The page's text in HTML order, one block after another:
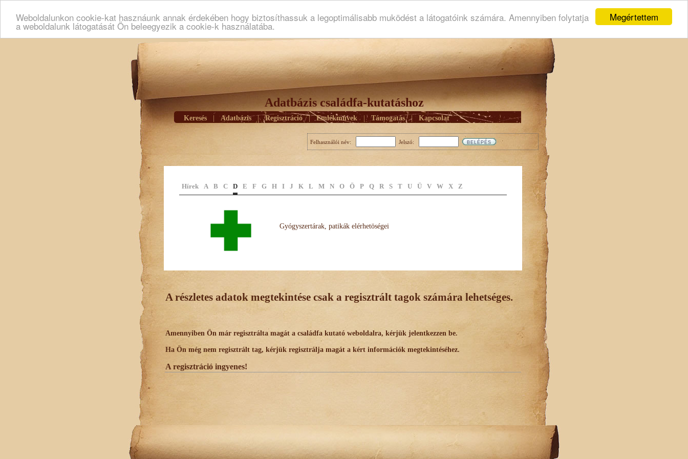
Megértettem
Weboldalunkon cookie-kat hasznáunk annak érdekében hogy biztosíthassuk a legoptimálisabb muködést a látogatóink számára. Amennyiben folytatja
a weboldalunk látogatását Ön beleegyezik a cookie-k használatába.
Adatbázis családfa-kutatáshoz
Keresés Adatbázis | Regisztráció | Emlékmûvek | Támogatás | Kapcsolat
Felhasználói név: Jelszó:
Hírek A B C D E F G H I J K L M N O Ö P Q R S T U Ü V W X Z
Gyógyszertárak, patikák elérhetöségei
A részletes adatok megtekintése csak a regisztrált tagok számára lehetséges.
Amennyiben Ön már regisztrálta magát a családfa kutató weboldalra, kérjük jelentkezzen be.
Ha Ön még nem regisztrált tag, kérjük regisztrálja magát a kért információk megtekintéséhez.
A regisztráció ingyenes!